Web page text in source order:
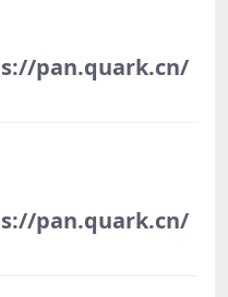
pan.quark.cn/
pan.quark.cn/